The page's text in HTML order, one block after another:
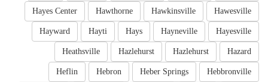
Hawesville
Hawkinsville
Hawthorne
Hayes Center
Hayesville
Hayneville
Hays
Hayti
Hayward
Hazard
Hazlehurst
Hazlehurst
Heathsville
Hebbronville
Heber Springs
Hebron
Heflin